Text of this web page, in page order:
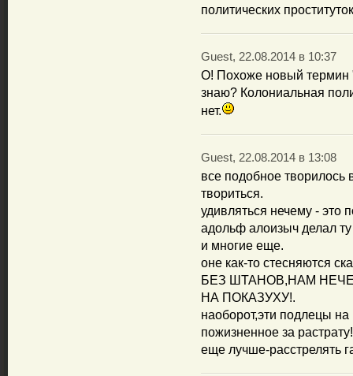
политических
Guest, 22.08.2014 в 10:37
О! Похоже новый термин
знаю? Колониальная
нет.
Guest, 22.08.2014 в 13:08
все подобное творилось
твориться.
удивляться нечему - это
адольф алоизыч делал
и многие еще.
оне как-то стесняются
БЕЗ ШТАНОВ,НАМ
НА ПОКАЗУХУ!.
наоборот,эти подлецы
пожизненное за
еще лучше-расстрелять